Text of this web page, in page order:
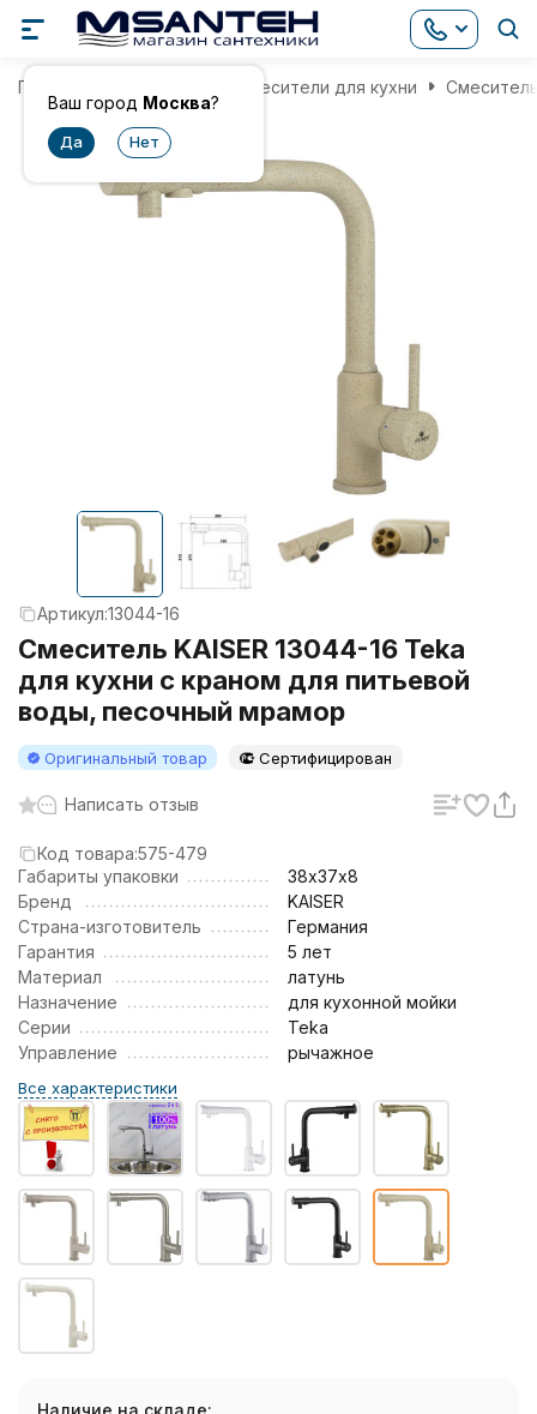
Ваш город Москва?
Главная Смесители для кухни
Артикул:13044-16
Смеситель KAISER 13044-16 Teka
для кухни с краном для питьевой
воды, песочный мрамор
Оригинальный товар Сертифицирован
Написать отзыв
Код товара:575-479
Габариты упаковки
38х37х8
Бренд
KAISER
Страна-изготовитель
Германия
Гарантия
5 лет
Материал
латунь
Назначение
для кухонной мойки
Серии
Teka
Управление
рычажное
Все характеристики
Наличие на складе: